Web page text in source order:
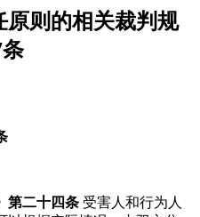
原则的相关裁判规
第二十四条 受害人和行为人